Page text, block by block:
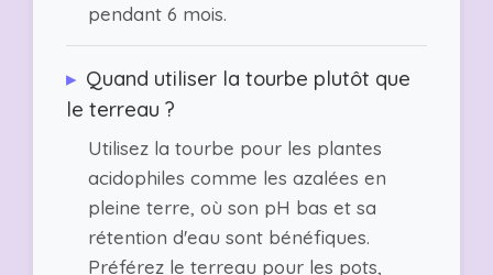
pendant 6 mois.
▸ Quand utiliser la tourbe plutôt que
le terreau ?
Utilisez la tourbe pour les plantes
acidophiles comme les azalées en
pleine terre, où son pH bas et sa
rétention d'eau sont bénéfiques.
Préférez le terreau pour les pots,